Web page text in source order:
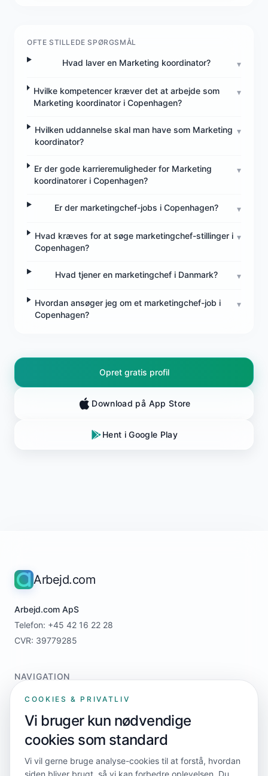
OFTE STILLEDE SPØRGSMÅL
Hvad laver en Marketing koordinator? ▾
Hvilke kompetencer kræver det at arbejde som
Marketing koordinator i Copenhagen?
▾
Hvilken uddannelse skal man have som Marketing
koordinator?
▾
Er der gode karrieremuligheder for Marketing
koordinatorer i Copenhagen?
▾
Er der marketingchef-jobs i Copenhagen? ▾
Hvad kræves for at søge marketingchef-stillinger i
Copenhagen?
▾
Hvad tjener en marketingchef i Danmark? ▾
Hvordan ansøger jeg om et marketingchef-job i
Copenhagen?
▾
Opret gratis profil
Download på App Store
Hent i Google Play
Arbejd.com
Arbejd.com ApS
Telefon: +45 42 16 22 28
CVR: 39779285
NAVIGATION
Home
For jobsøgere
For virksomheder
Priser
Kontakt
COOKIES & PRIVATLIV
Vi bruger kun nødvendige
cookies som standard
Vi vil gerne bruge analyse-cookies til at forstå, hvordan
siden bliver brugt, så vi kan forbedre oplevelsen. Du